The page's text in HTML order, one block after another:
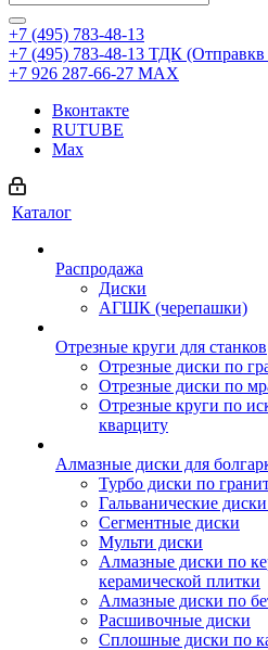
+7 (495) 783-48-13
+7 (495) 783-48-13 ТДК (Отправкв
+7 926 287-66-27 МАХ
Вконтакте
RUTUBE
Max
Каталог
Распродажа
Диски
АГШК (черепашки)
Отрезные круги для станков
Отрезные диски по
Отрезные диски по
Отрезные круги по
кварциту
Алмазные диски для
Турбо диски по
Гальванические
Сегментные диски
Мульти диски
Алмазные диски по
керамической плитки
Алмазные диски по
Расшивочные диски
Сплошные диски по